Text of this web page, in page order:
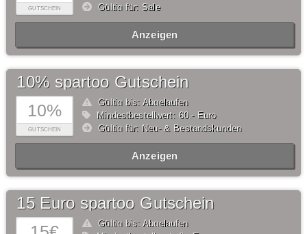
GUTSCHEIN
Gültig für: Sale
Anzeigen
10%
GUTSCHEIN
10% spartoo Gutschein
Gültig bis: Abgelaufen
Mindestbestellwert: 60,- Euro
Gültig für: Neu- & Bestandskunden
Anzeigen
15 Euro spartoo Gutschein
Gültig bis: Abgelaufen